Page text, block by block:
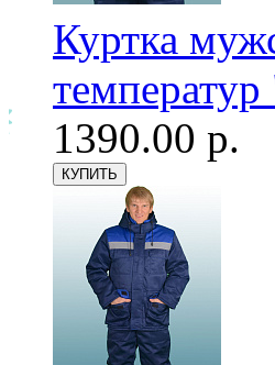
Куртка
1390.00 р.